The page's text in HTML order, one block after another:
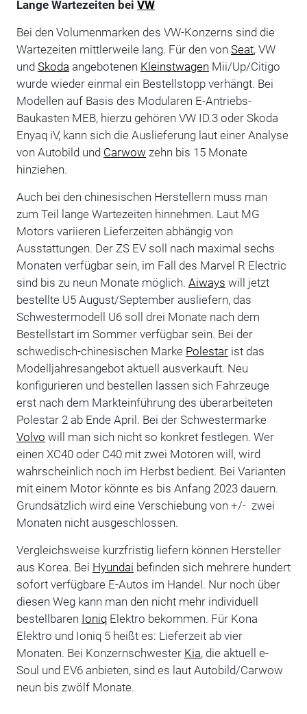
Lange Wartezeiten bei VW
Bei den Volumenmarken des VW-Konzerns sind die
Wartezeiten mittlerweile lang. Für den von Seat, VW
und Skoda angebotenen Kleinstwagen Mii/Up/Citigo
wurde wieder einmal ein Bestellstopp verhängt. Bei
Modellen auf Basis des Modularen E-Antriebs-
Baukasten MEB, hierzu gehören VW ID.3 oder Skoda
Enyaq iV, kann sich die Auslieferung laut einer Analyse
von Autobild und Carwow zehn bis 15 Monate
hinziehen.
Auch bei den chinesischen Herstellern muss man
zum Teil lange Wartezeiten hinnehmen. Laut MG
Motors variieren Lieferzeiten abhängig von
Ausstattungen. Der ZS EV soll nach maximal sechs
Monaten verfügbar sein, im Fall des Marvel R Electric
sind bis zu neun Monate möglich. Aiways will jetzt
bestellte U5 August/September ausliefern, das
Schwestermodell U6 soll drei Monate nach dem
Bestellstart im Sommer verfügbar sein. Bei der
schwedisch-chinesischen Marke Polestarist das
Modelljahresangebot aktuell ausverkauft. Neu
konfigurieren und bestellen lassen sich Fahrzeuge
erst nach dem Markteinführung des überarbeiteten
Polestar 2 ab Ende April. Bei der Schwestermarke
Volvo will man sich nicht so konkret festlegen. Wer
einen XC40 oder C40 mit zwei Motoren will, wird
wahrscheinlich noch im Herbst bedient. Bei Varianten
mit einem Motor könnte es bis Anfang 2023 dauern.
Grundsätzlich wird eine Verschiebung von +/- zwei
Monaten nicht ausgeschlossen.
Vergleichsweise kurzfristig liefern können Hersteller
aus Korea. Bei Hyundai befinden sich mehrere hundert
sofort verfügbare E-Autos im Handel. Nur noch über
diesen Weg kann man den nicht mehr individuell
bestellbaren IoniqElektro bekommen. Für Kona
Elektro und Ioniq 5 heißt es: Lieferzeit ab vier
Monaten. Bei Konzernschwester Kia, die aktuell e-
Soul und EV6 anbieten, sind es laut Autobild/Carwow
neun bis zwölf Monate.